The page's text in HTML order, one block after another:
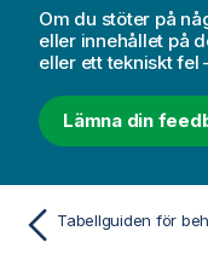
Om du stöter på
eller innehållet på
eller ett tekniskt fel
Lämna din